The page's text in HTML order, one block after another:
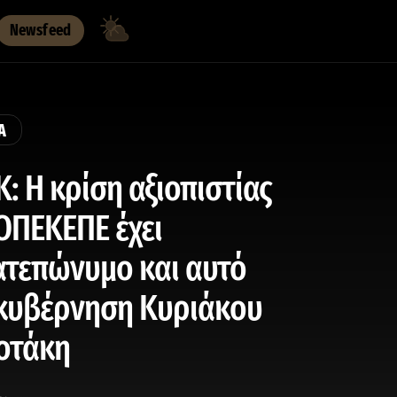
Newsfeed
H κρίση αξιοπιστίας
έχει
και αυτό
Κυριάκου